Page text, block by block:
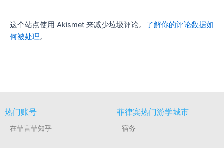
这个站点使用 Akismet 来减少垃圾评论。 了解你的评论数据如
何被处理。
热门账号
在菲言菲知乎
菲律宾热门游学城市
宿务